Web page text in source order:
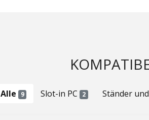
Alle 9 Slot-in PC 2 Ständer